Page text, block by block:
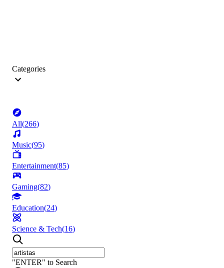
Categories
All(266)
Music(95)
Entertainment(85)
Gaming(82)
Education(24)
Science & Tech(16)
"ENTER" to Search